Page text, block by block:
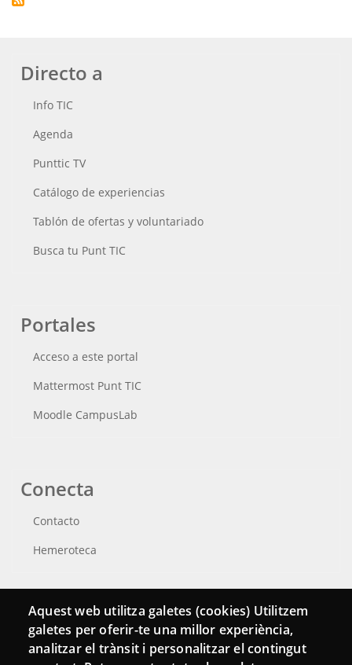
Directo a
Info TIC
Agenda
Punttic TV
Catálogo de experiencias
Tablón de ofertas y voluntariado
Busca tu Punt TIC
Portales
Acceso a este portal
Mattermost Punt TIC
Moodle CampusLab
Conecta
Contacto
Hemeroteca
Aquest web utilitza galetes (cookies) Utilitzem
galetes per oferir-te una millor experiència,
analitzar el trànsit i personalitzar el contingut